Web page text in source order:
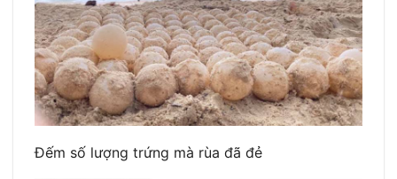
Đếm số lượng trứng mà rùa đã đẻ